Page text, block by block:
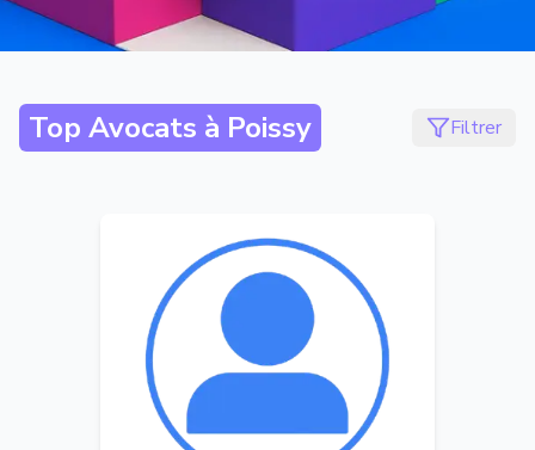
Top Avocats à Poissy Filtrer